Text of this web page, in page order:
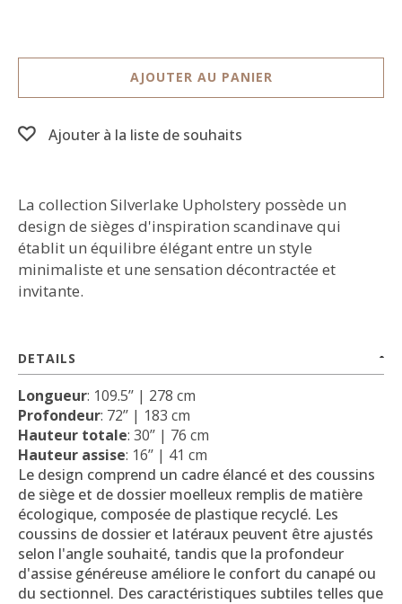
AJOUTER AU PANIER
Ajouter à la liste de souhaits
La collection Silverlake Upholstery possède un
design de sièges d'inspiration scandinave qui
établit un équilibre élégant entre un style
minimaliste et une sensation décontractée et
invitante.
DETAILS
Longueur: 109.5’’ | 278 cm
Profondeur: 72’’ | 183 cm
Hauteur totale: 30’’ | 76 cm
Hauteur assise: 16’’ | 41 cm
Le design comprend un cadre élancé et des coussins
de siège et de dossier moelleux remplis de matière
écologique, composée de plastique recyclé. Les
coussins de dossier et latéraux peuvent être ajustés
selon l'angle souhaité, tandis que la profondeur
d'assise généreuse améliore le confort du canapé ou
du sectionnel. Des caractéristiques subtiles telles que